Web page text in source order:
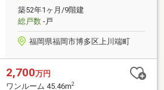
円分プレゼント！1組様1回限りで
内見大歓迎！！
築52年1ヶ月/9階建
総戸数-戸
福岡県福岡市博多区上川端町
2,700万円
ワンルーム 45.46m2